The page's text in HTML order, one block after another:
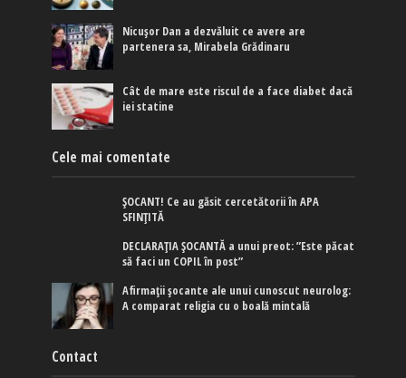
Nicușor Dan a dezvăluit ce avere are
partenera sa, Mirabela Grădinaru
Cât de mare este riscul de a face diabet dacă
iei statine
Cele mai comentate
ȘOCANT! Ce au găsit cercetătorii în APA
SFINȚITĂ
DECLARAȚIA ȘOCANTĂ a unui preot: ”Este păcat
să faci un COPIL în post”
Afirmaţii şocante ale unui cunoscut neurolog:
A comparat religia cu o boală mintală
Contact